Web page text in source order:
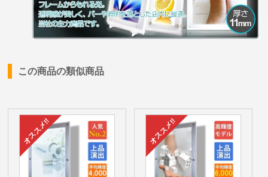
この商品の類似商品